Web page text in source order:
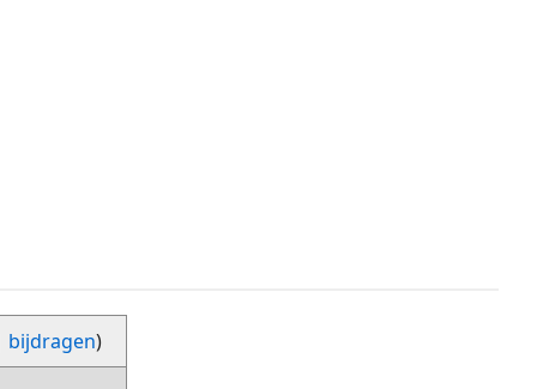
bijdragen)